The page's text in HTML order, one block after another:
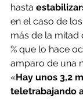
hasta
en el caso de
más de la mitad
% que lo hace
amparo de una
«Hay unos 3,2
teletrabajando